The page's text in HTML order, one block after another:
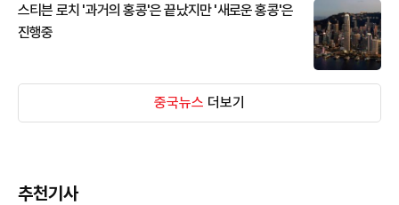
스티븐 로치 '과거의 홍콩'은 끝났지만 '새로운 홍콩'은
진행중
중국뉴스 더보기
추천기사